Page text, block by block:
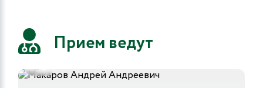
Прием ведут